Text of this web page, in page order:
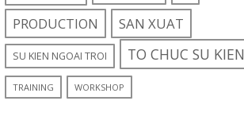
PRODUCTION SAN XUAT
SU KIEN NGOAI TROI TO CHUC SU KIEN
TRAINING WORKSHOP